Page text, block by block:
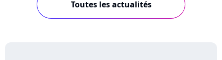
Toutes les actualités